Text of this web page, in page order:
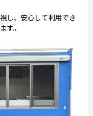
し、安心して利用でき
す。